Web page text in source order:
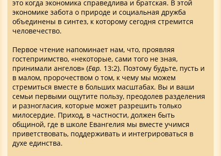
это когда экономика справедлива и братская. В этой
экономике забота о природе и социальная дружба
объединены в синтез, к которому сегодня стремится
человечество.
Первое чтение напоминает нам, что, проявляя
гостеприимство, «некоторые, сами того не зная,
принимали ангелов» (Евр. 13:2). Поэтому будьте, пусть и
в малом, пророчеством о том, к чему мы можем
стремиться вместе в больших масштабах. Вы и ваши
семьи первыми ощутите пользу, преодолев разделения
и разногласия, которые может разрешить только
милосердие. Приход, в частности, должен быть
общиной, где в школе Евангелия мы вместе учимся
приветствовать, поддерживать и интегрироваться в
духе единства.